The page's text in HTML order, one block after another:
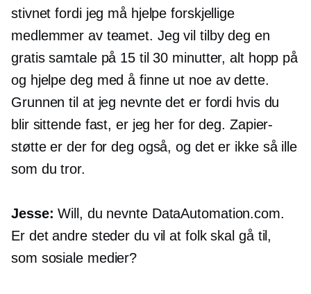
stivnet fordi jeg må hjelpe forskjellige
medlemmer av teamet. Jeg vil tilby deg en
gratis samtale på 15 til 30 minutter, alt hopp på
og hjelpe deg med å finne ut noe av dette.
Grunnen til at jeg nevnte det er fordi hvis du
blir sittende fast, er jeg her for deg. Zapier-
støtte er der for deg også, og det er ikke så ille
som du tror.
Jesse: Will, du nevnte DataAutomation.com.
Er det andre steder du vil at folk skal gå til,
som sosiale medier?